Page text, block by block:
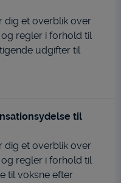
dig et overblik over
regler i forhold til
udgifter til
til
dig et overblik over
regler i forhold til
til voksne efter